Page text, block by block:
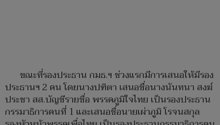
ขณะที่รองประธาน กมธ.ฯ ช่วงแรกมีการเสนอให้มีรอง
ประธานฯ 2 คน โดยนางปฑิตา เสนอชื่อนางนันทนา สงฆ์
ประชา สส.บัญชีรายชื่อ พรรคภูมิใจไทย เป็นรองประธาน
กรรมาธิการคนที่ 1 และเสนอชื่อนายเผ่าภูมิ โรจนสกุล